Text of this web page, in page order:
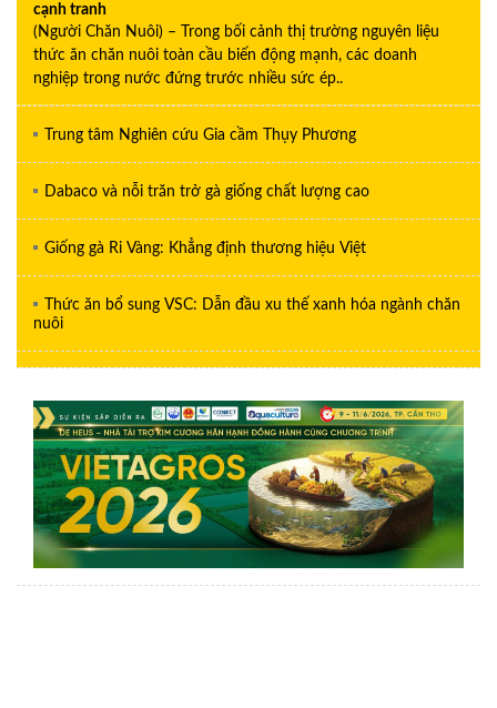
cạnh tranh
(Người Chăn Nuôi) – Trong bối cảnh thị trường nguyên liệu
thức ăn chăn nuôi toàn cầu biến động mạnh, các doanh
nghiệp trong nước đứng trước nhiều sức ép..
Trung tâm Nghiên cứu Gia cầm Thụy Phương
Dabaco và nỗi trăn trở gà giống chất lượng cao
Giống gà Ri Vàng: Khẳng định thương hiệu Việt
Thức ăn bổ sung VSC: Dẫn đầu xu thế xanh hóa ngành chăn
nuôi